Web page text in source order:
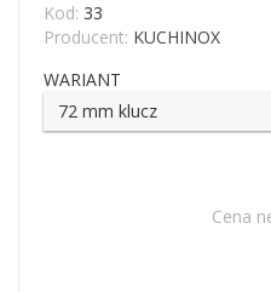
Kod: 33
Producent: KUCHINOX
WARIANT
72 mm klucz
Cena